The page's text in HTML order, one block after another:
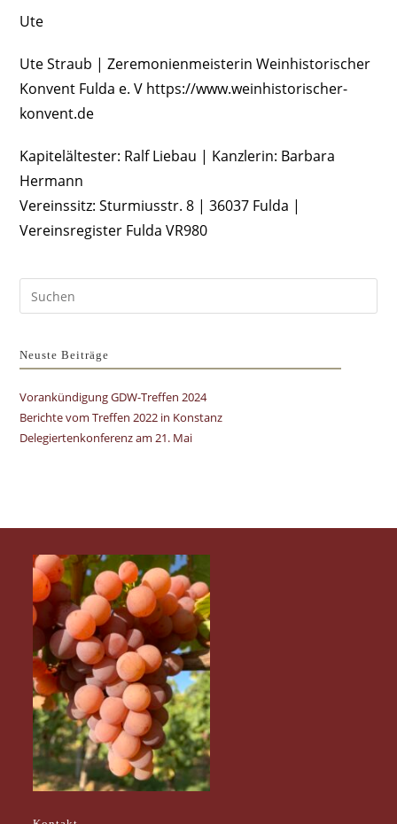
Ute
Ute Straub | Zeremonienmeisterin Weinhistorischer
Konvent Fulda e. V https://www.weinhistorischer-
konvent.de
Kapitelältester: Ralf Liebau | Kanzlerin: Barbara
Hermann
Vereinssitz: Sturmiusstr. 8 | 36037 Fulda |
Vereinsregister Fulda VR980
Neuste Beiträge
Vorankündigung GDW-Treffen 2024
Berichte vom Treffen 2022 in Konstanz
Delegiertenkonferenz am 21. Mai